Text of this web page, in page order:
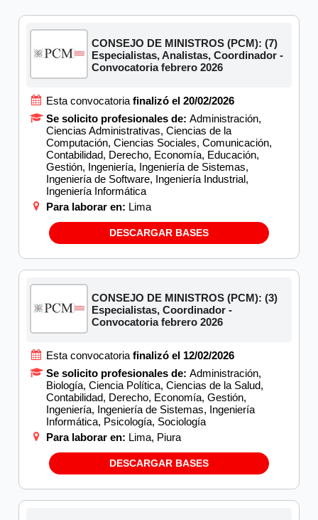
CONSEJO DE MINISTROS (PCM): (7)
Especialistas, Analistas, Coordinador -
Convocatoria febrero 2026
Esta convocatoria finalizó el 20/02/2026
Se solicito profesionales de: Administración,
Ciencias Administrativas, Ciencias de la
Computación, Ciencias Sociales, Comunicación,
Contabilidad, Derecho, Economía, Educación,
Gestión, Ingeniería, Ingeniería de Sistemas,
Ingeniería de Software, Ingeniería Industrial,
Ingeniería Informática
Para laborar en: Lima
DESCARGAR BASES
CONSEJO DE MINISTROS (PCM): (3)
Especialistas, Coordinador -
Convocatoria febrero 2026
Esta convocatoria finalizó el 12/02/2026
Se solicito profesionales de: Administración,
Biología, Ciencia Política, Ciencias de la Salud,
Contabilidad, Derecho, Economía, Gestión,
Ingeniería, Ingeniería de Sistemas, Ingeniería
Informática, Psicología, Sociología
Para laborar en: Lima, Piura
DESCARGAR BASES